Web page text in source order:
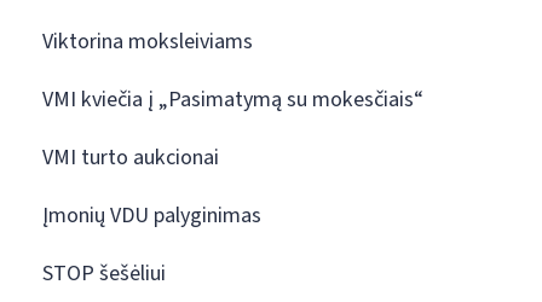
Viktorina moksleiviams
VMI kviečia į „Pasimatymą su mokesčiais“
VMI turto aukcionai
Įmonių VDU palyginimas
STOP šešėliui